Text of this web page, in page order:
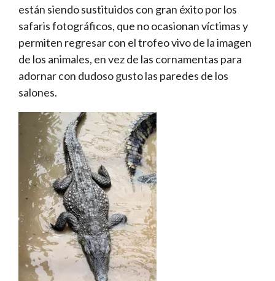
están siendo sustituidos con gran éxito por los
safaris fotográficos, que no ocasionan víctimas y
permiten regresar con el trofeo vivo de la imagen
de los animales, en vez de las cornamentas para
adornar con dudoso gusto las paredes de los
salones.